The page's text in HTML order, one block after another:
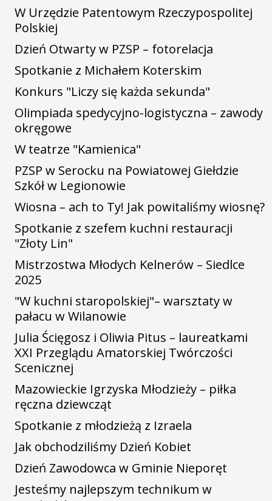
W Urzędzie Patentowym Rzeczypospolitej
Polskiej
Dzień Otwarty w PZSP – fotorelacja
Spotkanie z Michałem Koterskim
Konkurs "Liczy się każda sekunda"
Olimpiada spedycyjno-logistyczna – zawody
okręgowe
W teatrze "Kamienica"
PZSP w Serocku na Powiatowej Giełdzie
Szkół w Legionowie
Wiosna – ach to Ty! Jak powitaliśmy wiosnę?
Spotkanie z szefem kuchni restauracji
"Złoty Lin"
Mistrzostwa Młodych Kelnerów – Siedlce
2025
"W kuchni staropolskiej"– warsztaty w
pałacu w Wilanowie
Julia Ścięgosz i Oliwia Pitus – laureatkami
XXI Przeglądu Amatorskiej Twórczości
Scenicznej
Mazowieckie Igrzyska Młodzieży – piłka
ręczna dziewcząt
Spotkanie z młodzieżą z Izraela
Jak obchodziliśmy Dzień Kobiet
Dzień Zawodowca w Gminie Nieporęt
Jesteśmy najlepszym technikum w